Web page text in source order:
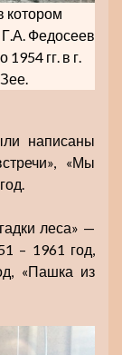
котором
Федосеев
1954 гг. в г.
Зее.
написаны
«Мы
леса» —
– 1961 год,
«Пашка из